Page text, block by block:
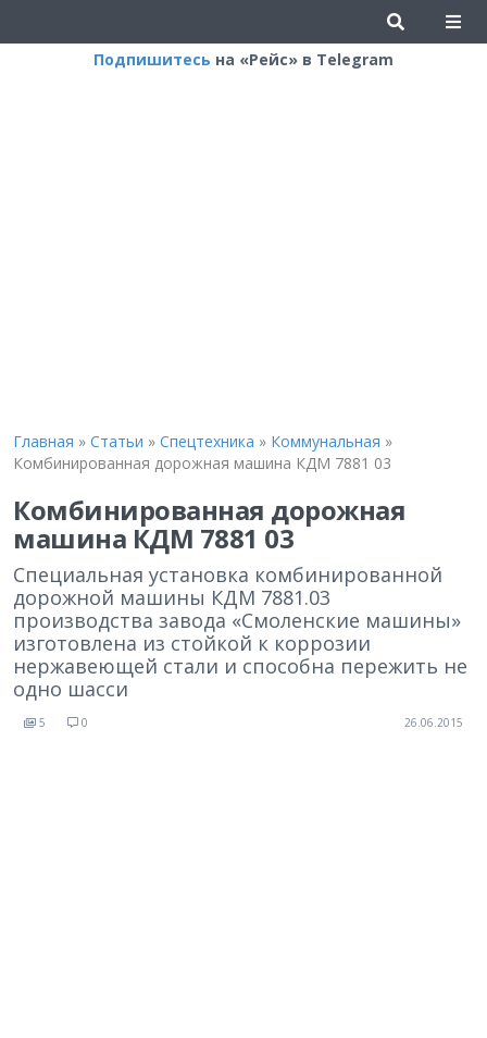
Подпишитесь на «Рейс» в Telegram
Главная » Статьи » Спецтехника » Коммунальная »
Комбинированная дорожная машина КДМ 7881 03
Комбинированная дорожная
машина КДМ 7881 03
Специальная установка комбинированной
дорожной машины КДМ 7881.03
производства завода «Смоленские машины»
изготовлена из стойкой к коррозии
нержавеющей стали и способна пережить не
одно шасси
5 0 26.06.2015